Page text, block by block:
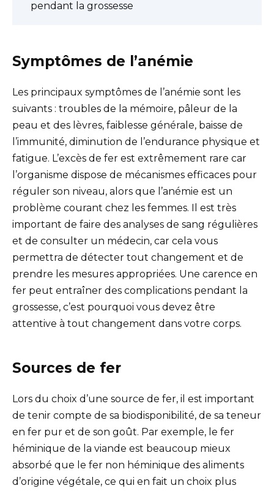
pendant la grossesse
Symptômes de l’anémie
Les principaux symptômes de l’anémie sont les
suivants : troubles de la mémoire, pâleur de la
peau et des lèvres, faiblesse générale, baisse de
l’immunité, diminution de l’endurance physique et
fatigue. L’excès de fer est extrêmement rare car
l’organisme dispose de mécanismes efficaces pour
réguler son niveau, alors que l’anémie est un
problème courant chez les femmes. Il est très
important de faire des analyses de sang régulières
et de consulter un médecin, car cela vous
permettra de détecter tout changement et de
prendre les mesures appropriées. Une carence en
fer peut entraîner des complications pendant la
grossesse, c’est pourquoi vous devez être
attentive à tout changement dans votre corps.
Sources de fer
Lors du choix d’une source de fer, il est important
de tenir compte de sa biodisponibilité, de sa teneur
en fer pur et de son goût. Par exemple, le fer
héminique de la viande est beaucoup mieux
absorbé que le fer non héminique des aliments
d’origine végétale, ce qui en fait un choix plus